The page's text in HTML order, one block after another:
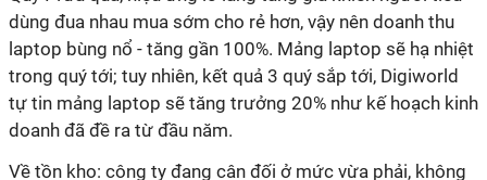
dùng đua nhau mua sớm cho rẻ hơn, vậy nên doanh thu
laptop bùng nổ - tăng gần 100%. Mảng laptop sẽ hạ nhiệt
trong quý tới; tuy nhiên, kết quả 3 quý sắp tới, Digiworld
tự tin mảng laptop sẽ tăng trưởng 20% như kế hoạch kinh
doanh đã đề ra từ đầu năm.
Về tồn kho: công ty đang cân đối ở mức vừa phải, không